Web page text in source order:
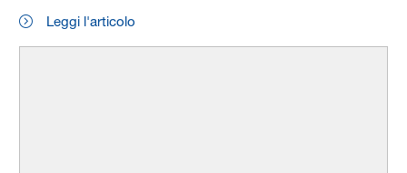
Leggi l'articolo